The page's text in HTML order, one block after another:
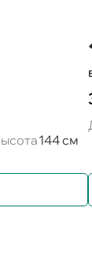
144 см